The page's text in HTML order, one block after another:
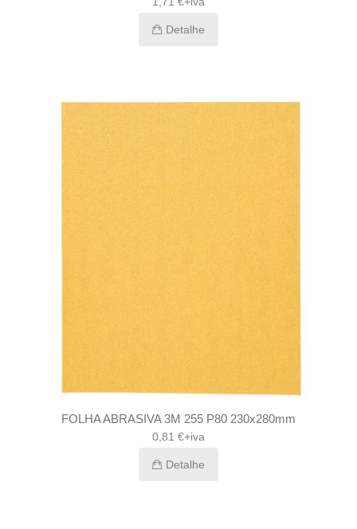
Detalhe
FOLHA ABRASIVA 3M 255 P80 230x280mm
0,81 €+iva
Detalhe